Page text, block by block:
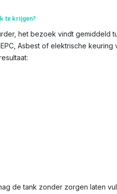
te krijgen?
het bezoek vindt gemiddeld
Asbest of elektrische
de tank zonder zorgen laten